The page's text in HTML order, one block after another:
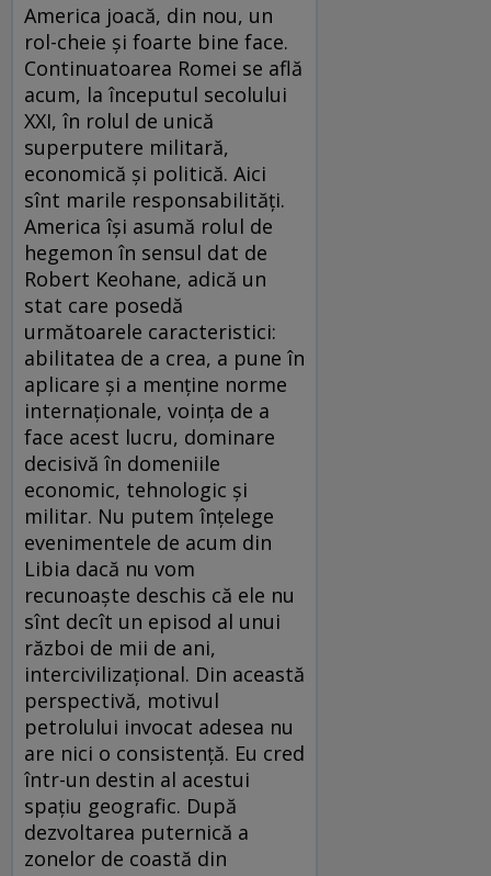
America joacă, din nou, un
rol-cheie şi foarte bine face.
Continuatoarea Romei se află
acum, la începutul secolului
XXI, în rolul de unică
superputere militară,
economică şi politică. Aici
sînt marile responsabilităţi.
America îşi asumă rolul de
hegemon în sensul dat de
Robert Keohane, adică un
stat care posedă
următoarele caracteristici:
abilitatea de a crea, a pune în
aplicare şi a menţine norme
internaţionale, voinţa de a
face acest lucru, dominare
decisivă în domeniile
economic, tehnologic şi
militar. Nu putem înţelege
evenimentele de acum din
Libia dacă nu vom
recunoaşte deschis că ele nu
sînt decît un episod al unui
război de mii de ani,
intercivilizaţional. Din această
perspectivă, motivul
petrolului invocat adesea nu
are nici o consistenţă. Eu cred
într-un destin al acestui
spaţiu geografic. După
dezvoltarea puternică a
zonelor de coastă din